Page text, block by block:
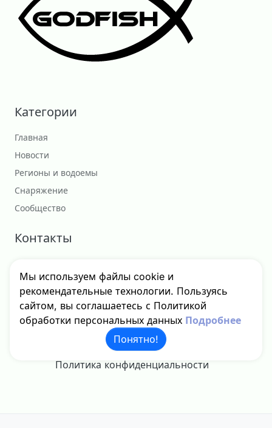
Категории
Главная
Новости
Регионы и водоемы
Снаряжение
Сообщество
Контакты
godfishru@yandex.ru
© 2024 - 2026 GodFish, Inc. Все права защищены.
Политика конфиденциальности
Мы используем файлы cookie и
рекомендательные технологии. Пользуясь
сайтом, вы соглашаетесь с Политикой
обработки персональных данных Подробнее
Понятно!